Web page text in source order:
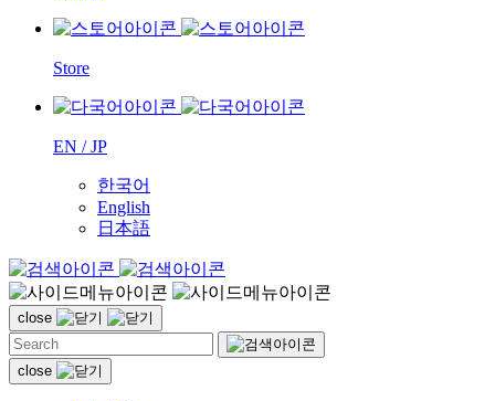
Store
EN / JP
한국어
English
日本語
close
close